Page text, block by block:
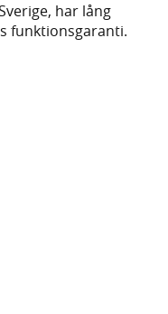
har lång
funktionsgaranti.